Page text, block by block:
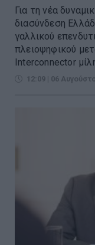
Για τη νέα
διασύνδεση
γαλλικού
πλειοψηφικού
Interconnector
12:09 | 06